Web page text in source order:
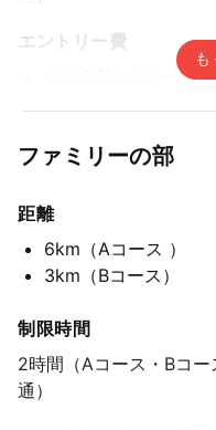
エントリー費
/ Aコース
エントリー期間
2026年3月8日(日)
も
ファミリーの部
距離
6km （Aコース ）
3km （Bコース）
制限時間
2時間（Aコース・Bコー
通）